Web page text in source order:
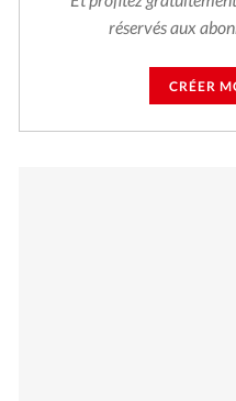
réservés aux
CRÉER